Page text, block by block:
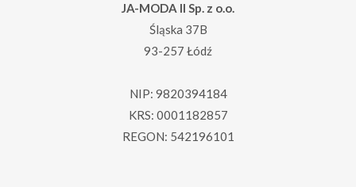
JA-MODA II Sp. z o.o.
Śląska 37B
93-257 Łódź
NIP: 9820394184
KRS: 0001182857
REGON: 542196101